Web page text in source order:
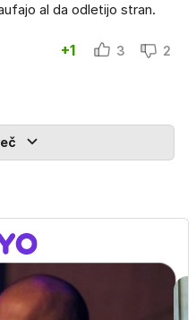
al da odletijo stran.
+1 3 2